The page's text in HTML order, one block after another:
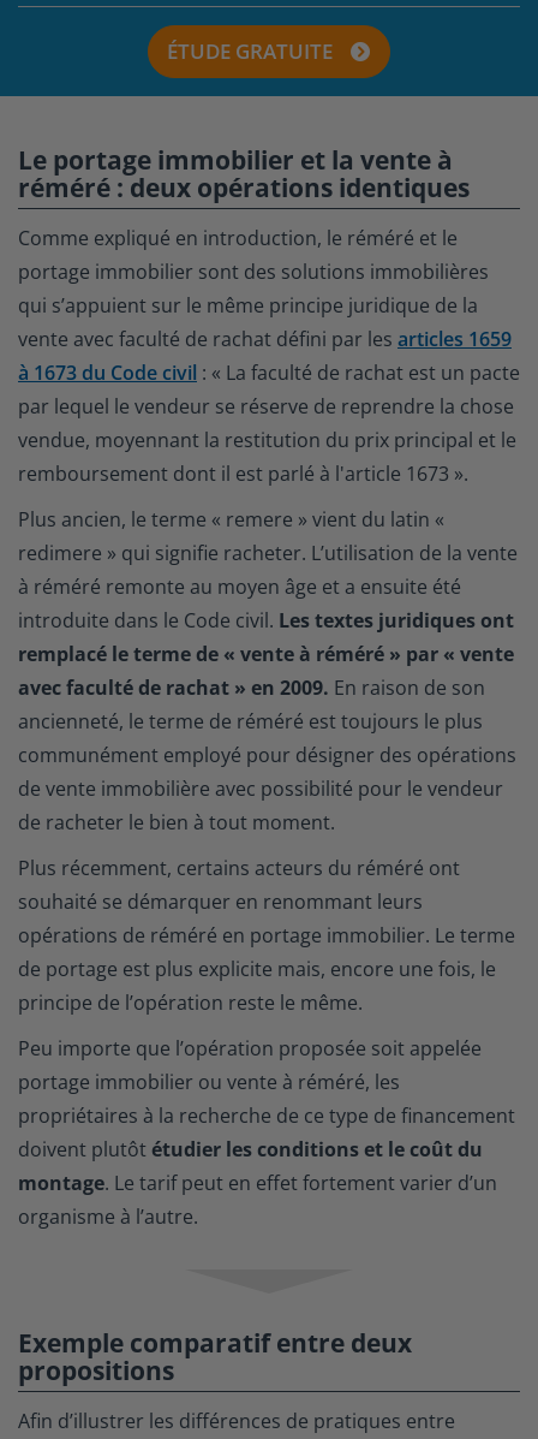
ÉTUDE GRATUITE
Le portage immobilier et la vente à
réméré : deux opérations identiques
Comme expliqué en introduction, le réméré et le
portage immobilier sont des solutions immobilières
qui s’appuient sur le même principe juridique de la
vente avec faculté de rachat défini par les articles 1659
à 1673 du Code civil : « La faculté de rachat est un pacte
par lequel le vendeur se réserve de reprendre la chose
vendue, moyennant la restitution du prix principal et le
remboursement dont il est parlé à l'article 1673 ».
Plus ancien, le terme « remere » vient du latin «
redimere » qui signifie racheter. L’utilisation de la vente
à réméré remonte au moyen âge et a ensuite été
introduite dans le Code civil. Les textes juridiques ont
remplacé le terme de « vente à réméré » par « vente
avec faculté de rachat » en 2009. En raison de son
ancienneté, le terme de réméré est toujours le plus
communément employé pour désigner des opérations
de vente immobilière avec possibilité pour le vendeur
de racheter le bien à tout moment.
Plus récemment, certains acteurs du réméré ont
souhaité se démarquer en renommant leurs
opérations de réméré en portage immobilier. Le terme
de portage est plus explicite mais, encore une fois, le
principe de l’opération reste le même.
Peu importe que l’opération proposée soit appelée
portage immobilier ou vente à réméré, les
propriétaires à la recherche de ce type de financement
doivent plutôtétudier les conditions et le coût du
montage. Le tarif peut en effet fortement varier d’un
organisme à l’autre.
Exemple comparatif entre deux
propositions
Afin d’illustrer les différences de pratiques entre